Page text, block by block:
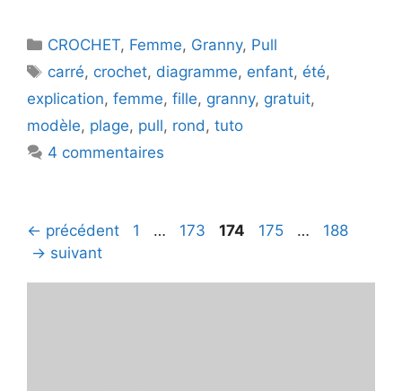
Catégories
CROCHET, Femme, Granny, Pull
Étiquettes
carré, crochet, diagramme, enfant, été,
explication, femme, fille, granny, gratuit,
modèle, plage, pull, rond, tuto
4 commentaires
← précédent Page
1 … Page
173 Page
174 Page
175 … Page
188
→ suivant